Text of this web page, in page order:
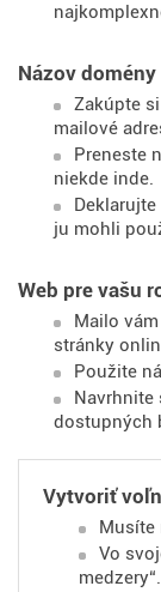
Názov
Zakúpte
mailové
Preneste
niekde inde.
ju mohli
Web pre vašu
Mailo
stránky
Použite
Navrhnite
dostupných
Vytvoriť
Musíte
Vo
medzery“.